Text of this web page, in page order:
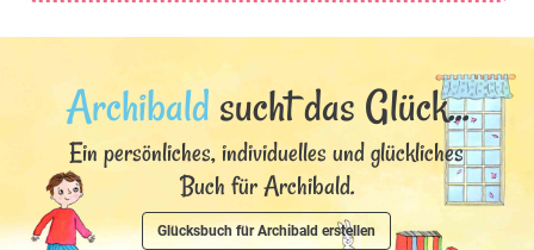
Archibald sucht das Glück...
Ein persönliches, individuelles und glückliches
Buch für Archibald.
Glücksbuch für Archibald erstellen